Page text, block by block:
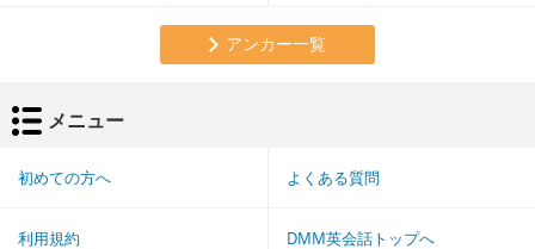
アンカー一覧
メニュー
初めての方へ よくある質問
利用規約 DMM英会話トップへ